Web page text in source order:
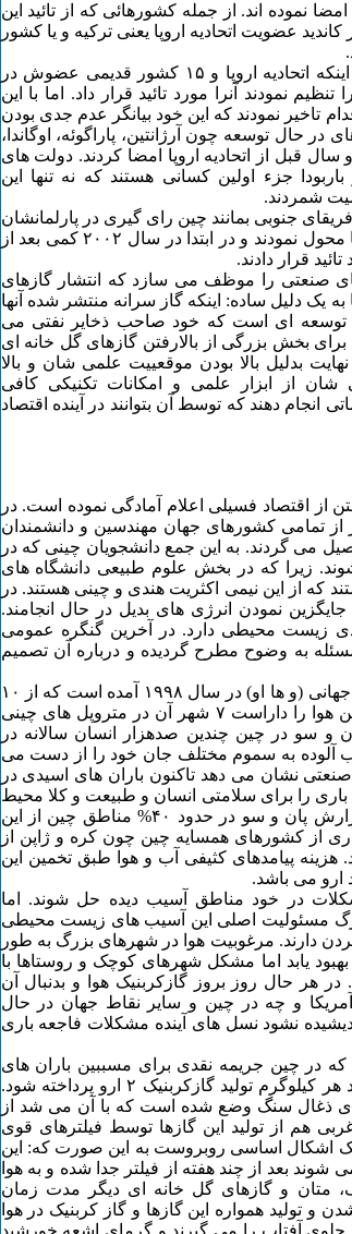
را امضا نموده اند. از جمله کشورهائی که از تائید این
عضویت اتحادیه اروپا یعنی ترکیه و یا کشور
چین اوت ۲۰۰۲ یعنی سه ماه بعد از اینکه اتحادیه اروپا و ۱۵ کشور قدیمی عضوش در
نمودند آنرا مورد تائید قرار داد. اما با این
تاخیر نمودند که این خود بیانگر عدم جدی بودن
حال توسعه چون آرژانتین، پاراگوئه، اوگاندا،
سال قبل از اتحادیه اروپا امضا کردند. دولت های
جزء اولین کسانی هستند که نه تنها این
شمردند.
جنوبی بمانند چین رای گیری در پارلمانشان
را به بعد از تصمیم گیری اتحادیه اروپا محول نمودند و در ابتدا در سال ۲۰۰۲ کمی بعد از
قرار دادند.
صنعتی را موظف می سازد که انتشار گازهای
به یک دلیل ساده: اینکه گاز سرانه منتشر شده آنها
توسعه ای است که خود صاحب ذخایر نفتی می
برای بخش بزرگی از بالارفتن گازهای گل خانه ای
بدلیل بالا بودن موقعییت علمی شان و بالا
شان از ابزار علمی و امکانات تکنیکی کافی
انجام دهند که توسط آن بتوانند در آینده اقتصاد
از اقتصاد فسیلی اعلام آمادگی نموده است. در
از تمامی کشورهای جهان مهندسین و دانشمندان
می گردند. به این جمع دانشجویان چینی که در
زیرا که در بخش علوم طبیعی دانشگاه های
که از این نیمی اکثریت هندی و چینی هستند. در
نمودن انرژی های بدیل در حال انجامند.
زیست محیطی دارد. در آخرین گنگره عمومی
به وضوح مطرح گردیده و درباره آن تصمیم
در یکی از تحقیقات سازمان بهداشت جهانی (و ها او) در سال ۱۹۹٨ آمده است که از ۱۰
شهر جهان که کثیف ترین و آلوده ترین هوا را داراست ۷ شهر آن در متروپل های چینی
و سو در چین چندین صدهزار انسان سالانه در
آلوده به سموم مختلف جان خود را از دست می
نشان می دهد تاکنون باران های اسیدی در
را برای سلامتی انسان و طبیعت و کلا محیط
زیست به وجود آورده است. طبق گزارش پان و سو در حدود ۴۰% مناطق چین از این
از کشورهای همسایه چین چون کره و ژاپن از
هزینه پیامدهای کثیفی آب و هوا طبق تخمین این
شد مشکلات در خود مناطق آسیب دیده حل شوند. اما
مسئولیت اصلی این آسیب های زیست محیطی
دارند. مرغوبیت هوا در شهرهای بزرگ به طور
یابد اما مشکل شهرهای کوچک و روستاها با
در هر حال روز بروز گازکربنیک هوا و بدنبال آن
و چه در چین و سایر نقاط جهان در حال
نشود نسل های آینده مشکلات فاجعه باری
۲۰۰۰ پیشنهاد شد که در چین جریمه نقدی برای مسببین باران های
اسیدی گذاشته شود و چیزی در حدود هر کیلوگرم تولید گازکربنیک ۲ ارو پرداخته شود.
ذغال سنگ وضع شده است که با آن می شد از
اروپای غربی هم از تولید این گازها توسط فیلترهای قوی
یک اشکال اساسی روبروست به این صورت که: این
شوند بعد از چند هفته از فیلتر جدا شده و به هوا
متان و گازهای گل خانه ای دیگر مدت زمان
و تولید همواره این گازها و گاز کربنیک در هوا
جلوی آفتاب را می گیرند و گرمای اشعه خورشید